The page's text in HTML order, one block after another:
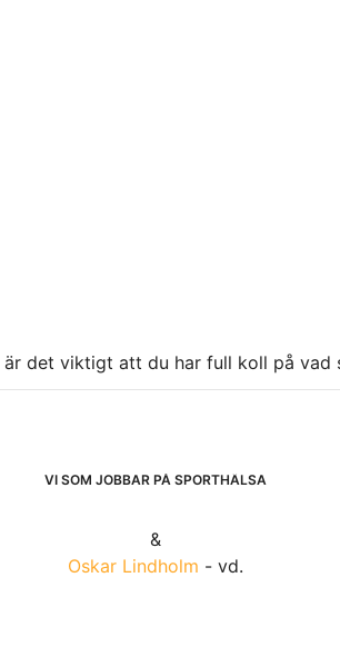
är det viktigt att du har full koll på vad
VI SOM JOBBAR PÅ SPORTHÄLSA
&
Oskar Lindholm - vd.